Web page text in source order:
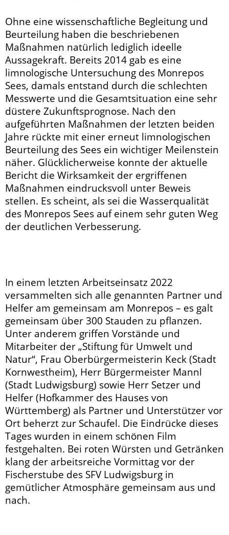
Ohne eine wissenschaftliche Begleitung und
Beurteilung haben die beschriebenen
Maßnahmen natürlich lediglich ideelle
Aussagekraft. Bereits 2014 gab es eine
limnologische Untersuchung des Monrepos
Sees, damals entstand durch die schlechten
Messwerte und die Gesamtsituation eine sehr
düstere Zukunftsprognose. Nach den
aufgeführten Maßnahmen der letzten beiden
Jahre rückte mit einer erneut limnologischen
Beurteilung des Sees ein wichtiger Meilenstein
näher. Glücklicherweise konnte der aktuelle
Bericht die Wirksamkeit der ergriffenen
Maßnahmen eindrucksvoll unter Beweis
stellen. Es scheint, als sei die Wasserqualität
des Monrepos Sees auf einem sehr guten Weg
der deutlichen Verbesserung.
In einem letzten Arbeitseinsatz 2022
versammelten sich alle genannten Partner und
Helfer am gemeinsam am Monrepos – es galt
gemeinsam über 300 Stauden zu pflanzen.
Unter anderem griffen Vorstände und
Mitarbeiter der „Stiftung für Umwelt und
Natur“, Frau Oberbürgermeisterin Keck (Stadt
Kornwestheim), Herr Bürgermeister Mannl
(Stadt Ludwigsburg) sowie Herr Setzer und
Helfer (Hofkammer des Hauses von
Württemberg) als Partner und Unterstützer vor
Ort beherzt zur Schaufel. Die Eindrücke dieses
Tages wurden in einem schönen Film
festgehalten. Bei roten Würsten und Getränken
klang der arbeitsreiche Vormittag vor der
Fischerstube des SFV Ludwigsburg in
gemütlicher Atmosphäre gemeinsam aus und
nach.